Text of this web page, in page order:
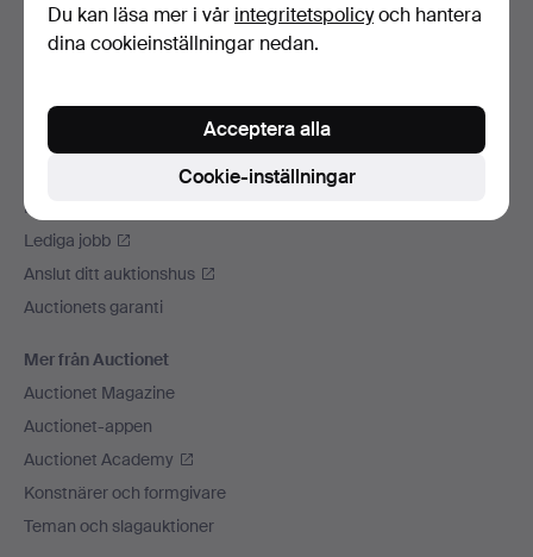
Betalningsalternativ
Vi skickar med
Auctionet
Press
Lediga jobb
Anslut ditt auktionshus
Auctionets garanti
Mer från Auctionet
Auctionet Magazine
Auctionet-appen
Auctionet Academy
Konstnärer och formgivare
Teman och slagauktioner
Du kan läsa mer i vår integritetspolicyoch hantera
dina cookieinställningar nedan.
Cookie-inställningar
Acceptera alla